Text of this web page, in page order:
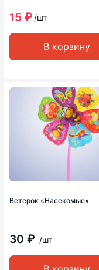
15 ₽ /шт
В корзину
Ветерок «Насекомые»
30 ₽ /шт